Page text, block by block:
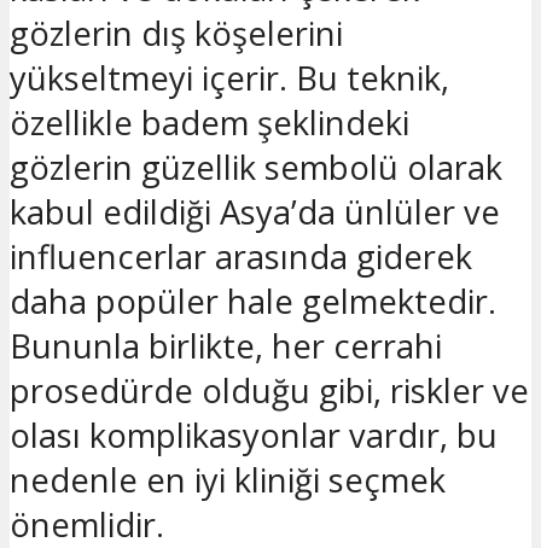
gözlerin dış köşelerini
yükseltmeyi içerir. Bu teknik,
özellikle badem şeklindeki
gözlerin güzellik sembolü olarak
kabul edildiği Asya’da ünlüler ve
influencerlar arasında giderek
daha popüler hale gelmektedir.
Bununla birlikte, her cerrahi
prosedürde olduğu gibi, riskler ve
olası komplikasyonlar vardır, bu
nedenle en iyi kliniği seçmek
önemlidir.